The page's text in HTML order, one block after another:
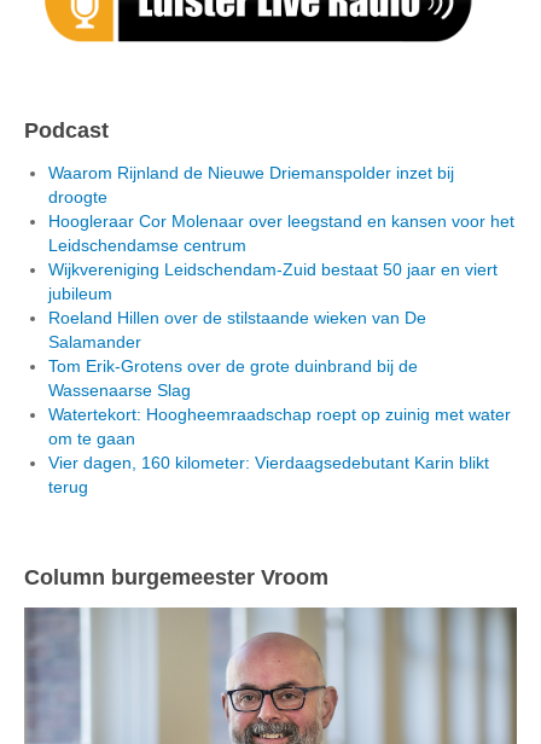
Podcast
Waarom Rijnland de Nieuwe Driemanspolder inzet bij
droogte
Hoogleraar Cor Molenaar over leegstand en kansen voor het
Leidschendamse centrum
Wijkvereniging Leidschendam-Zuid bestaat 50 jaar en viert
jubileum
Roeland Hillen over de stilstaande wieken van De
Salamander
Tom Erik-Grotens over de grote duinbrand bij de
Wassenaarse Slag
Watertekort: Hoogheemraadschap roept op zuinig met water
om te gaan
Vier dagen, 160 kilometer: Vierdaagsedebutant Karin blikt
terug
Column burgemeester Vroom